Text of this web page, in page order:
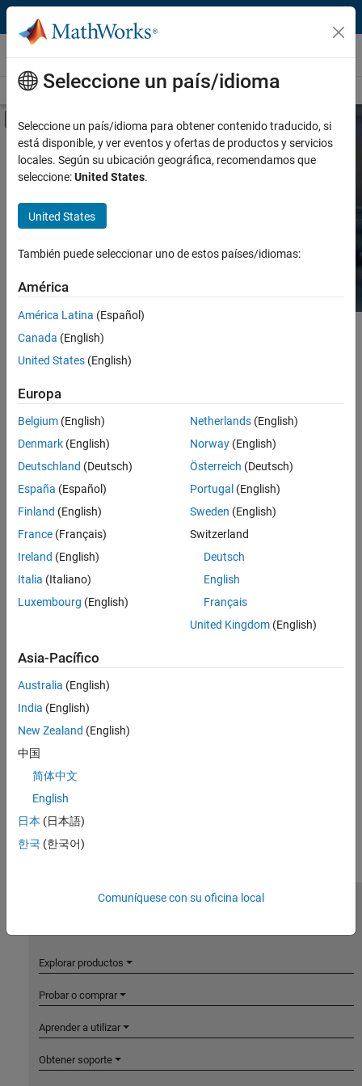
Saltar al contenido
Hardware Support
Overview Search Hardware Support Request Hardware Support
Mostrar/ocultar menú de navegación
Product
Vendor
Application
Protocol or Standard
Search Hardware
Find integrated hardware solutions with
Contenido principal
Search
Seleccione un país/idioma
Seleccione un país/idioma para obtener contenido traducido, si
está disponible, y ver eventos y ofertas de productos y servicios
locales. Según su ubicación geográfica, recomendamos que
seleccione:United States.
United States
También puede seleccionar uno de estos países/idiomas:
América
América Latina (Español)
Canada (English)
United States (English)
Europa
Belgium (English)
Denmark (English)
Deutschland (Deutsch)
España (Español)
Finland (English)
France (Français)
Ireland (English)
Italia (Italiano)
Luxembourg (English)
Netherlands(English)
Norway(English)
Österreich (Deutsch)
Portugal (English)
Sweden (English)
Switzerland
Deutsch
English
Français
United Kingdom(English)
Asia-Pacífico
Australia (English)
India (English)
New Zealand (English)
中国
简体中文
English
日本 (日本語)
한국 (한국어)
Comuníquese con su oficina local
Explorar productos
Probar o comprar
Aprender a utilizar
Obtener soporte